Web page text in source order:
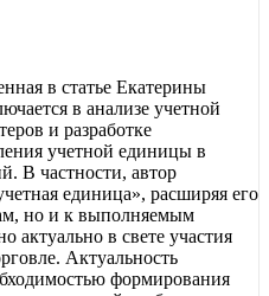
в статье Екатерины
в анализе учетной
и разработке
учетной единицы в
В частности, автор
единица», расширяя его
но и к выполняемым
актуально в свете участия
Актуальность
формирования